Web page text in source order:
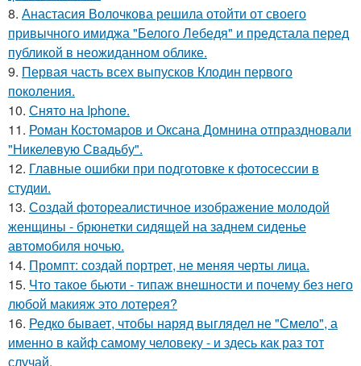
8. Анастасия Волочкова решила отойти от своего
привычного имиджа "Белого Лебедя" и предстала перед
публикой в неожиданном облике.
9. Первая часть всех выпусков Клодин первого
поколения.
10. Снято на Iphone.
11. Роман Костомаров и Оксана Домнина отпраздновали
"Никелевую Свадьбу".
12. Главные ошибки при подготовке к фотосессии в
студии.
13. Создай фотореалистичное изображение молодой
женщины - брюнетки сидящей на заднем сиденье
автомобиля ночью.
14. Промпт: создай портрет, не меняя черты лица.
15. Что такое бьюти - типаж внешности и почему без него
любой макияж это лотерея?
16. Редко бывает, чтобы наряд выглядел не "Смело", а
именно в кайф самому человеку - и здесь как раз тот
случай.